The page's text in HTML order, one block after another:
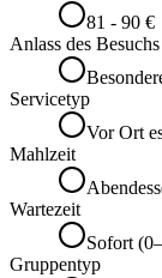
81 - 90 €
Anlass des Besuchs
Servicetyp
Vor Ort
Mahlzeit
Wartezeit
Sofort
Gruppentyp